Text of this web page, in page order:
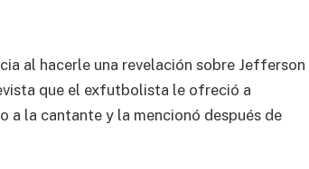
al hacerle una revelación sobre Jefferson
que el exfutbolista le ofreció a
a la cantante y la mencionó después de